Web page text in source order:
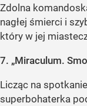
Zdolna
nagłej śmierci i
który w jej
7. „Miraculum.
Licząc na
superbohaterka